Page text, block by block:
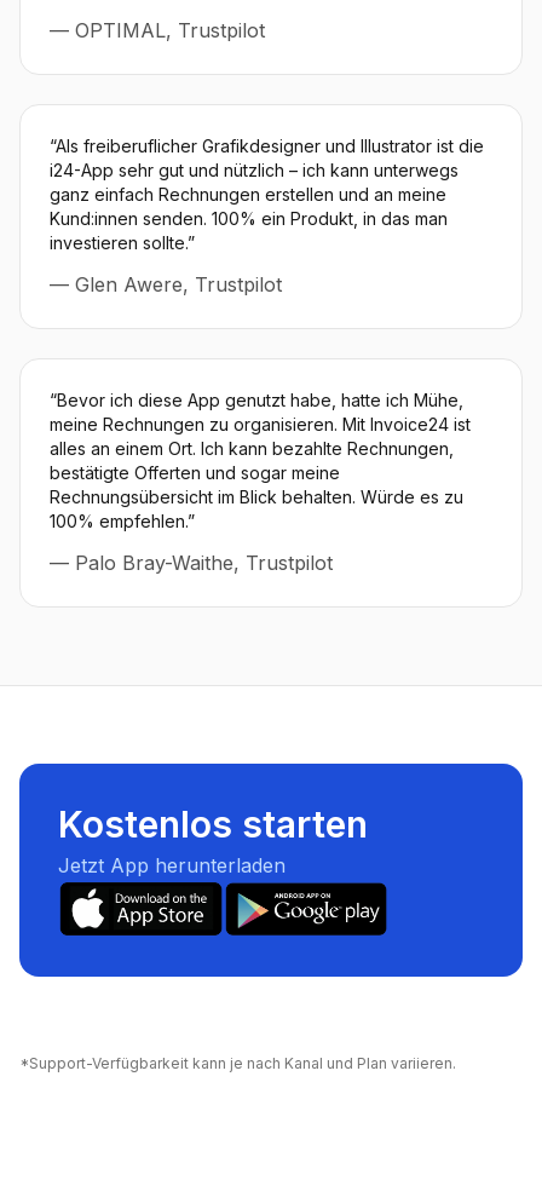
— OPTIMAL, Trustpilot
“Als freiberuflicher Grafikdesigner und Illustrator ist die
i24-App sehr gut und nützlich – ich kann unterwegs
ganz einfach Rechnungen erstellen und an meine
Kund:innen senden. 100% ein Produkt, in das man
investieren sollte.”
— Glen Awere, Trustpilot
“Bevor ich diese App genutzt habe, hatte ich Mühe,
meine Rechnungen zu organisieren. Mit Invoice24 ist
alles an einem Ort. Ich kann bezahlte Rechnungen,
bestätigte Offerten und sogar meine
Rechnungsübersicht im Blick behalten. Würde es zu
100% empfehlen.”
— Palo Bray-Waithe, Trustpilot
Kostenlos starten
Jetzt App herunterladen
*Support-Verfügbarkeit kann je nach Kanal und Plan variieren.